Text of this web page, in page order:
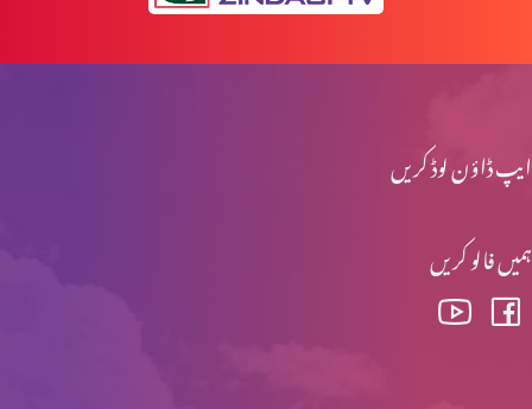
ایپ ڈاؤن لوڈ کریں
ہمیں فالو کریں